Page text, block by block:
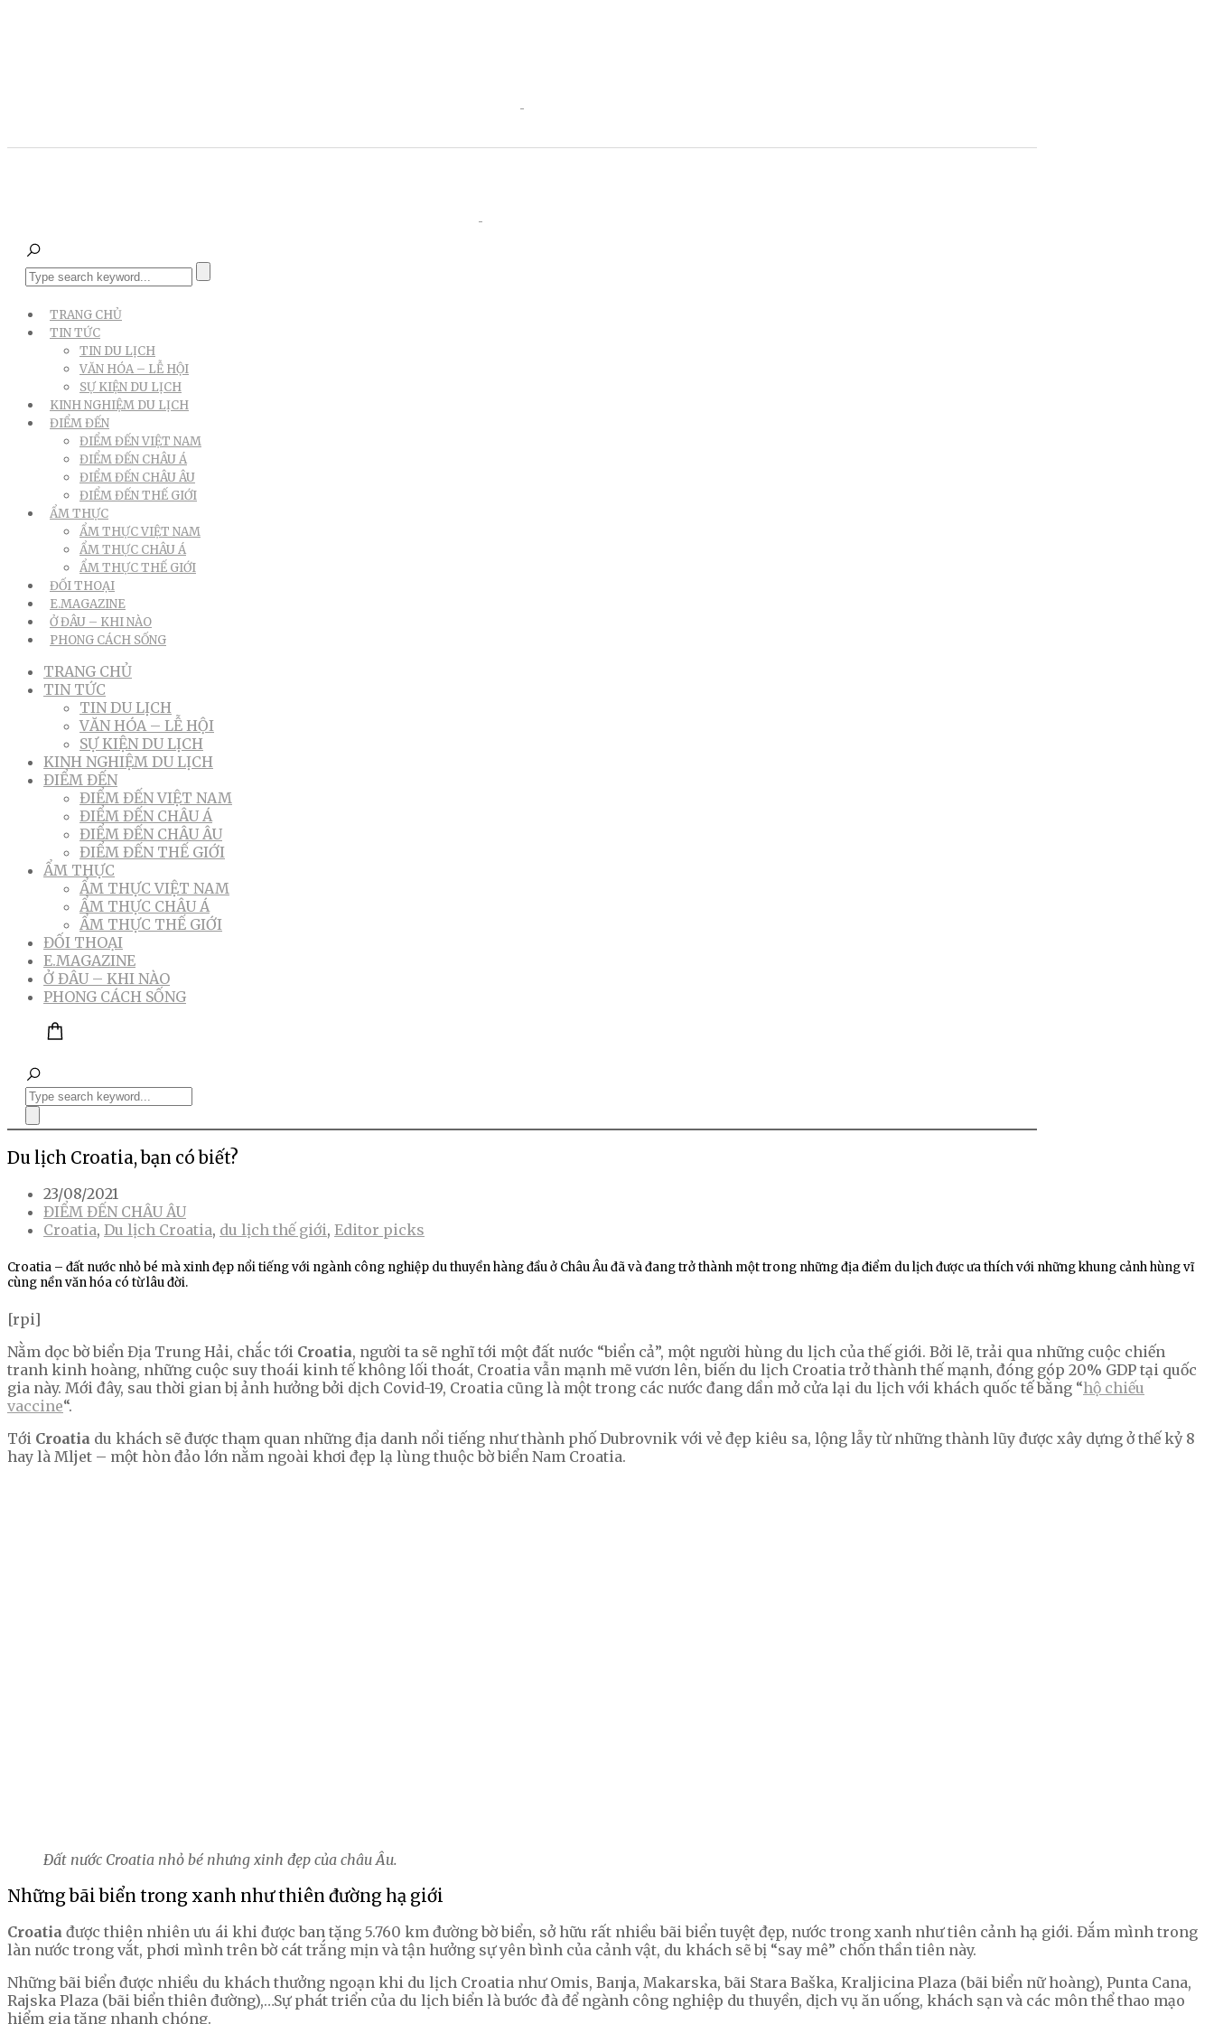
TRANG CHỦ
TIN TỨC
TIN DU LỊCH
VĂN HÓA – LỄ HỘI
SỰ KIỆN DU LỊCH
KINH NGHIỆM DU LỊCH
ĐIỂM ĐẾN
ĐIỂM ĐẾN VIỆT NAM
ĐIỂM ĐẾN CHÂU Á
ĐIỂM ĐẾN CHÂU ÂU
ĐIỂM ĐẾN THẾ GIỚI
ẨM THỰC
ẨM THỰC VIỆT NAM
ẨM THỰC CHÂU Á
ẨM THỰC THẾ GIỚI
ĐỐI THOẠI
E.MAGAZINE
Ở ĐÂU – KHI NÀO
PHONG CÁCH SỐNG
TRANG CHỦ
TIN TỨC
TIN DU LỊCH
VĂN HÓA – LỄ HỘI
SỰ KIỆN DU LỊCH
KINH NGHIỆM DU LỊCH
ĐIỂM ĐẾN
ĐIỂM ĐẾN VIỆT NAM
ĐIỂM ĐẾN CHÂU Á
ĐIỂM ĐẾN CHÂU ÂU
ĐIỂM ĐẾN THẾ GIỚI
ẨM THỰC
ẨM THỰC VIỆT NAM
ẨM THỰC CHÂU Á
ẨM THỰC THẾ GIỚI
ĐỐI THOẠI
E.MAGAZINE
Ở ĐÂU – KHI NÀO
PHONG CÁCH SỐNG
Du lịch Croatia, bạn có biết?
23/08/2021
ĐIỂM ĐẾN CHÂU ÂU
Croatia, Du lịch Croatia, du lịch thế giới, Editor picks
Croatia – đất nước nhỏ bé mà xinh đẹp nổi tiếng với ngành công nghiệp du thuyền hàng đầu ở Châu Âu đã và đang trở thành một trong những địa điểm du lịch được ưa thích với những khung cảnh hùng vĩ
cùng nền văn hóa có từ lâu đời.
[rpi]
Nằm dọc bờ biển Địa Trung Hải, chắc tới Croatia, người ta sẽ nghĩ tới một đất nước “biển cả”, một người hùng du lịch của thế giới. Bởi lẽ, trải qua những cuộc chiến
tranh kinh hoàng, những cuộc suy thoái kinh tế không lối thoát, Croatia vẫn mạnh mẽ vươn lên, biến du lịch Croatia trở thành thế mạnh, đóng góp 20% GDP tại quốc
gia này. Mới đây, sau thời gian bị ảnh hưởng bởi dịch Covid-19, Croatia cũng là một trong các nước đang dần mở cửa lại du lịch với khách quốc tế bằng “hộ chiếu
vaccine“.
Tới Croatia du khách sẽ được tham quan những địa danh nổi tiếng như thành phố Dubrovnik với vẻ đẹp kiêu sa, lộng lẫy từ những thành lũy được xây dựng ở thế kỷ 8
hay là Mljet – một hòn đảo lớn nằm ngoài khơi đẹp lạ lùng thuộc bờ biển Nam Croatia.
Đất nước Croatia nhỏ bé nhưng xinh đẹp của châu Âu.
Những bãi biển trong xanh như thiên đường hạ giới
Croatia được thiên nhiên ưu ái khi được ban tặng 5.760 km đường bờ biển, sở hữu rất nhiều bãi biển tuyệt đẹp, nước trong xanh như tiên cảnh hạ giới. Đắm mình trong
làn nước trong vắt, phơi mình trên bờ cát trắng mịn và tận hưởng sự yên bình của cảnh vật, du khách sẽ bị “say mê” chốn thần tiên này.
Những bãi biển được nhiều du khách thưởng ngoạn khi du lịch Croatia như Omis, Banja, Makarska, bãi Stara Baška, Kraljicina Plaza (bãi biển nữ hoàng), Punta Cana,
Rajska Plaza (bãi biển thiên đường),…Sự phát triển của du lịch biển là bước đà để ngành công nghiệp du thuyền, dịch vụ ăn uống, khách sạn và các môn thể thao mạo
hiểm gia tăng nhanh chóng.